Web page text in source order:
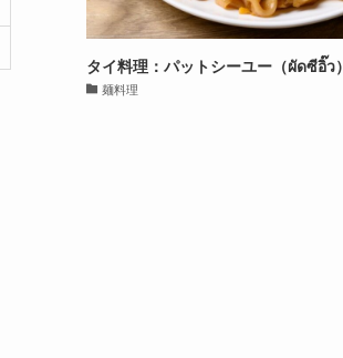
タイ料理：パットシーユー（ผัดซีอิ๊ว）
麺料理